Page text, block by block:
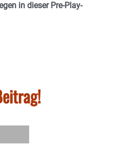
in dieser Pre-Play-